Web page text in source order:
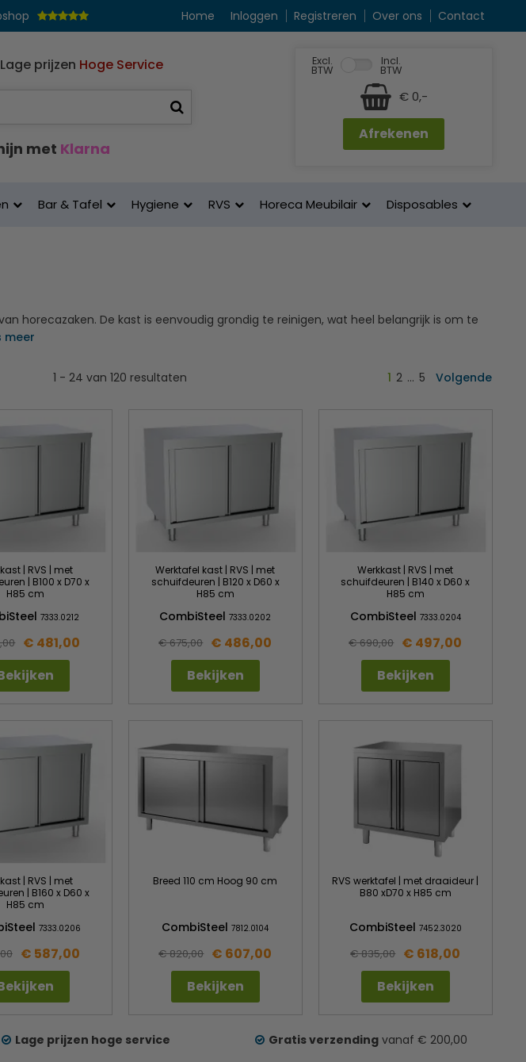
Home Inloggen Registreren Over ons Contact
Lage prijzen Hoge Service
met Klarna
Excl.
BTW
Incl.
BTW
€ 0,-
Afrekenen
Bar & Tafel Hygiene RVS Horeca Meubilair Disposables
horecazaken. De kast is eenvoudig grondig te reinigen, wat heel belangrijk is om te
meer
1 - 24 van 120 resultaten 1 2 … 5 Volgende
| RVS | met
| B100 x D70 x
H85 cm
7333.0212
€ 481,00
Werktafel kast | RVS | met
schuifdeuren | B120 x D60 x
H85 cm
CombiSteel7333.0202
€ 675,00 € 486,00
Bekijken
Werkkast | RVS | met
schuifdeuren | B140 x D60 x
H85 cm
CombiSteel 7333.0204
€ 690,00 € 497,00
Bekijken
| RVS | met
| B160 x D60 x
H85 cm
7333.0206
€ 587,00
Breed 110 cm Hoog 90 cm
CombiSteel7812.0104
€ 820,00 € 607,00
Bekijken
RVS werktafel | met draaideur |
B80 xD70 x H85 cm
CombiSteel 7452.3020
€ 835,00 € 618,00
Bekijken
Lage prijzen hoge service Gratis verzendingvanaf € 200,00